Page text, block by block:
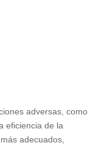
adversas, como
eficiencia de la
adecuados,